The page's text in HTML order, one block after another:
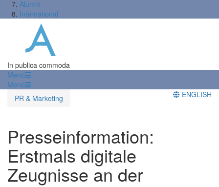
Alumni
International
In publica commoda
Menü
Menü
PR & Marketing
ENGLISH
Presseinformation:
Erstmals digitale
Zeugnisse an der